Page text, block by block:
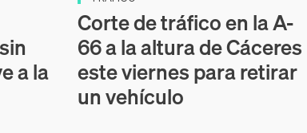
a la
Corte de tráfico en la A-
66 a la altura de Cáceres
este viernes para retirar
un vehículo